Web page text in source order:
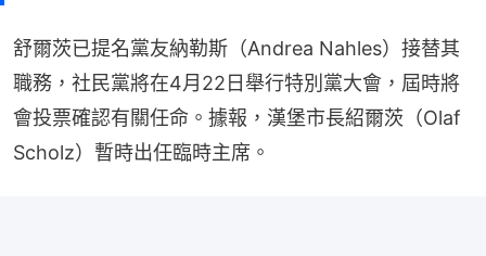
舒爾茨已提名黨友納勒斯（Andrea Nahles）接替其
職務，社民黨將在4月22日舉行特別黨大會，屆時將
會投票確認有關任命。據報，漢堡市長紹爾茨（Olaf
Scholz）暫時出任臨時主席。